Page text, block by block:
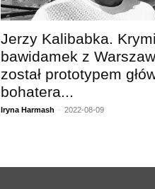
Jerzy Kalibabka.
bawidamek z
został prototypem
bohatera...
Iryna Harmash - 2022-08-09